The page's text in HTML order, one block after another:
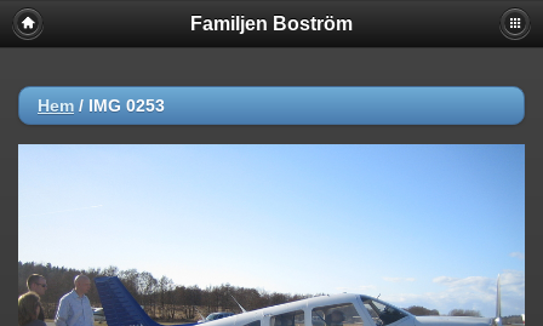
Familjen Boström
Hem / IMG 0253